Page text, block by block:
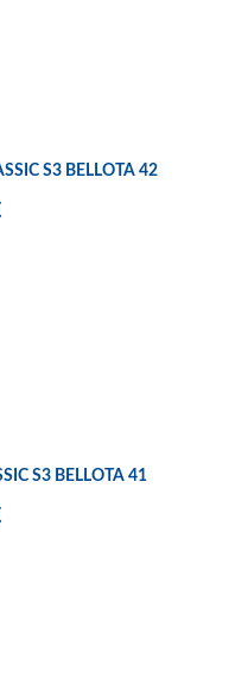
S3 BELLOTA 42
S3 BELLOTA 41